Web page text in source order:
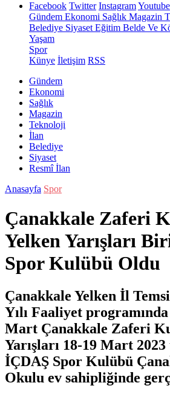
Facebook Twitter InstagramYoutube
Gündem Ekonomi Sağlık Magazin
Belediye Siyaset Eğitim Belde Ve
Yaşam
Spor
Künye İletişim RSS
Gündem
Ekonomi
Sağlık
Magazin
Teknoloji
İlan
Belediye
Siyaset
Resmî İlan
Anasayfa Spor
Çanakkale Zaferi
Yelken Yarışları
Spor Kulübü Oldu
Çanakkale Yelken İl
Yılı Faaliyet
Mart Çanakkale Zaferi
Yarışları 18-19 Mart
İÇDAŞ Spor Kulübü
Okulu ev sahipliğinde